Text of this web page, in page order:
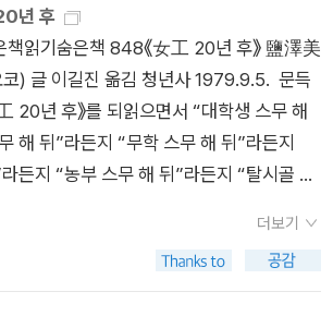
주신 김진균 기념사업회에 개정판을 내면
리고 싶다. 또한 여러 사정으로 출판 자체
출판을 맡아준 도서출판 이매진 정철수 대
을 개정판에서나마 건네고 싶다. 굳이 개정
판 서문’이라는 거창한 이름을 붙인 것은
반영했던 여러 서평과 비판 등을 부족하나
에게 이 책을 둘러싸고 전개된 논쟁과 반론
이 좀더 논쟁적으로 읽힐 수 있도록 하기
지상, 인터넷 매체 그리고 잡지 등에 ꡔ여
년 후
책읽기숨은책 848《女工 20년 후》 鹽澤美
) 글 이길진 옮김 청년사 1979.9.5. 문득
20년 후》를 되읽으면서 “대학생 스무 해
해 뒤”라든지 “무학 스무 해 뒤”라든지
든지 “농부 스무 해 뒤”라든지 “탈시골 스
돌아볼 만할까요. 이웃나라 일본이라면
”라든지 “제국주의 스무 해 뒤”처럼 스스로
더보기